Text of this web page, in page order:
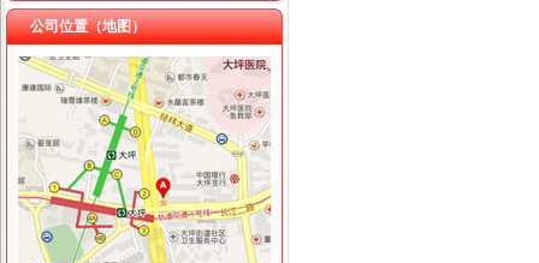
公司位置（地图）
工商动态
市1元注册公司工商局广告处从源头整治医药广告
武隆县工商局如何一元钱办公司认真开展保持共产党员先进性教育活动
巴南区工商分局大力宣传“红盾护农行动”0元注册公司
高新区工商分局如何一元钱办公司积极开展送温暖活动
永川工商局免费注册公司认真开展户外广告专项整治工作